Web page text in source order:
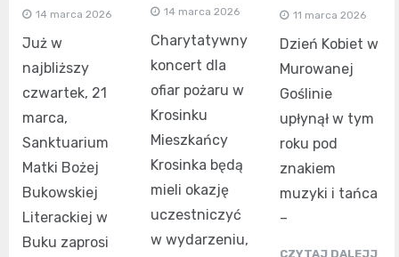
14 marca 2026
Już w
najbliższy
czwartek, 21
marca,
Sanktuarium
Matki Bożej
Bukowskiej
Literackiej w
Buku zaprosi
14 marca 2026
Charytatywny
koncert dla
ofiar pożaru w
Krosinku
Mieszkańcy
Krosinka będą
mieli okazję
uczestniczyć
w wydarzeniu,
11 marca 2026
Dzień Kobiet w
Murowanej
Goślinie
upłynął w tym
roku pod
znakiem
muzyki i tańca
–
CZYTAJ DALEJJ